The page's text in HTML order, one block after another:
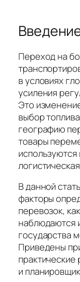
Переход на
в условиях
усиления
Это
выбор
географию
товары
В данной
факторы
перевозок,
наблюдаются
государства
Приведены
и